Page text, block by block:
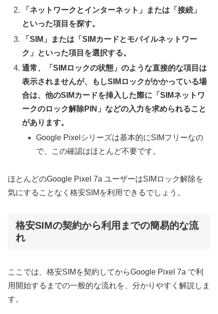
「ネットワークとインターネット」または「接続」
といった項目を探す。
「SIM」または「SIMカードとモバイルネットワー
ク」といった項目を選択する。
通常、「SIMロックの状態」のような直接的な項目は
表示されませんが、もしSIMロックがかかっている場
合は、他のSIMカードを挿入した際に「SIMネットワ
ークのロック解除PIN」などの入力を求められること
があります。
Google Pixelシリーズは基本的にSIMフリーなの
で、この確認はほとんど不要です。
ほとんどのGoogle Pixel 7a ユーザーはSIMロック解除を
気にすることなく格安SIMを利用できるでしょう。
格安SIMの契約から利用までの簡易的な流
れ
ここでは、格安SIMを契約してからGoogle Pixel 7a で利
用開始するまでの一般的な流れを、分かりやすく解説しま
す。